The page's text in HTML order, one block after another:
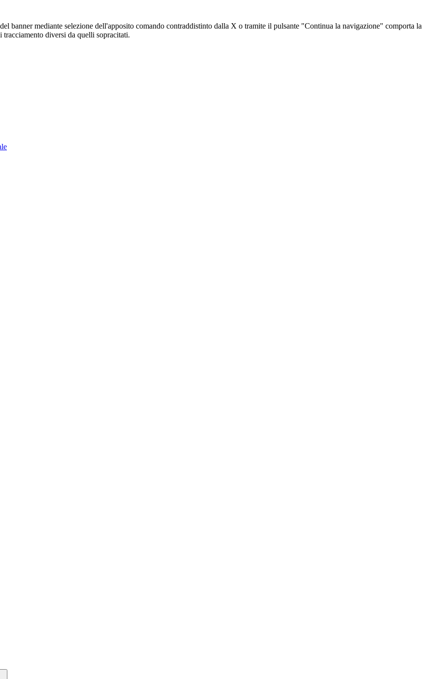
banner mediante selezione dell'apposito comando contraddistinto dalla X o tramite il pulsante "Continua la navigazione" comporta la
diversi da quelli sopracitati.